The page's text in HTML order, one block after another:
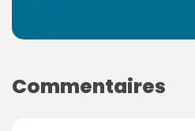
Commentaires